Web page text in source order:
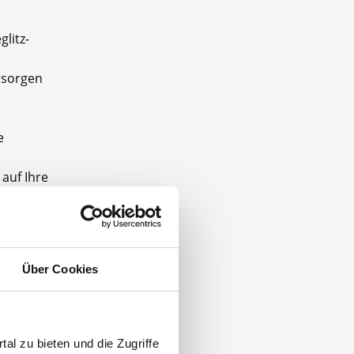
Über Cookies
zu bieten und die Zugriffe
Ihre